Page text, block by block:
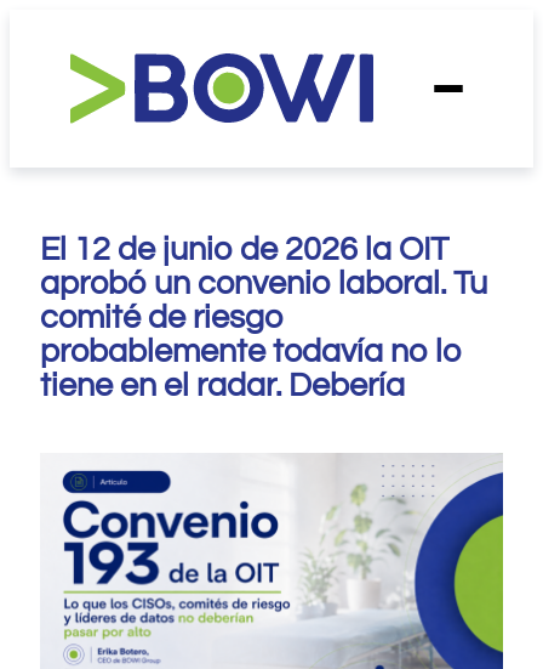
contenido
El 12 de junio de 2026 la OIT
aprobó un convenio laboral. Tu
comité de riesgo
probablemente todavía no lo
tiene en el radar. Debería